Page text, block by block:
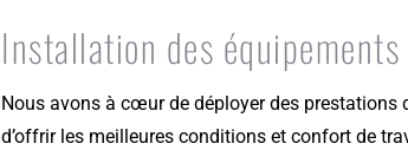
Installation des équipements
Nous avons à cœur de déployer des prestations
d’offrir les meilleures conditions et confort de